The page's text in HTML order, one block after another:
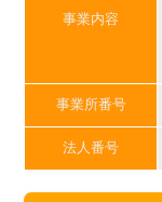
事業内容
事業所番号
法人番号